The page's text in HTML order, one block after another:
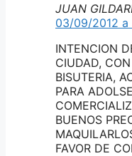
JUAN
03/09/2012 a
INTENCION
CIUDAD,
BISUTERIA,
PARA
BUENOS
FAVOR DE